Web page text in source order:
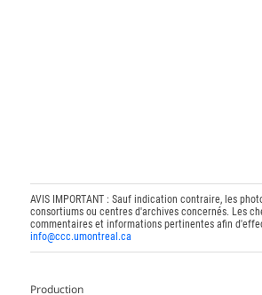
AVIS IMPORTANT : Sauf indication contraire, les
consortiums ou centres d'archives concernés. Les
commentaires et informations pertinentes afin
info@ccc.umontreal.ca
Production